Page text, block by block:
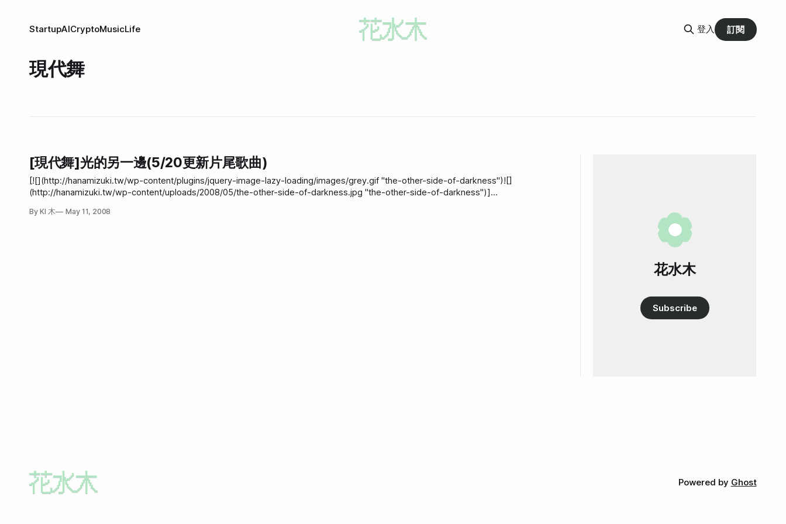
StartupAICryptoMusicLife 登入 訂閱
現代舞
[現代舞]光的另一邊(5/20更新片尾歌曲)
[![](http://hanamizuki.tw/wp-content/plugins/jquery-image-lazy-loading/images/grey.gif "the-other-side-of-darkness")![]
(http://hanamizuki.tw/wp-content/uploads/2008/05/the-other-side-of-darkness.jpg "the-other-side-of-darkness")]
(http://www.wretch.cc/blog/jerrynote/13637839) 感謝Bangdoll帶我體驗了第一次的現代舞體驗。 本來我對於這種東西都會有點恐懼，畢
By KI 木 May 11, 2008
花水木
Subscribe
Powered by Ghost